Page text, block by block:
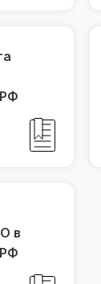
в